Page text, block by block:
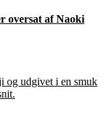
oversat af Naoki
og udgivet i en smuk